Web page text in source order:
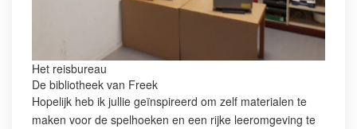
Het reisbureau
De bibliotheek van Freek
Hopelijk heb ik jullie geïnspireerd om zelf materialen te
maken voor de spelhoeken en een rijke leeromgeving te